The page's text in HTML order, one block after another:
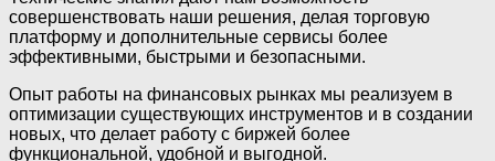
совершенствовать наши решения, делая торговую
платформу и дополнительные сервисы более
эффективными, быстрыми и безопасными.
Опыт работы на финансовых рынках мы реализуем в
оптимизации существующих инструментов и в создании
новых, что делает работу с биржей более
функциональной, удобной и выгодной.